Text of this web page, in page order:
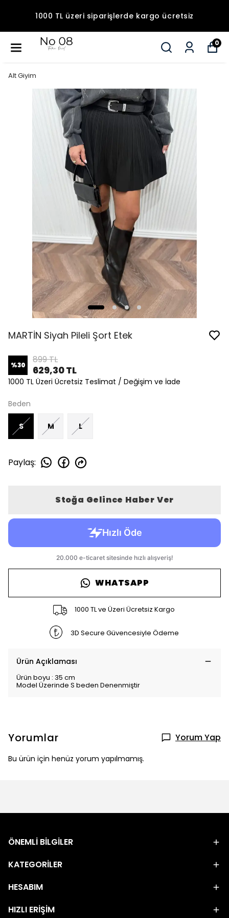
1000 TL üzeri siparişlerde kargo ücretsiz
0
Alt Giyim
MARTİN Siyah Pileli Şort Etek
%30 899 TL
629,30 TL
1000 TL Üzeri Ücretsiz Teslimat / Değişim ve İade
Beden
S M L
Paylaş:
Stoğa Gelince Haber Ver
WHATSAPP
1000 TL ve Üzeri Ücretsiz Kargo
3D Secure Güvencesiyle Ödeme
Ürün Açıklaması
Ürün boyu : 35 cm
Model Üzerinde S beden Denenmiştir
Yorumlar Yorum Yap
Bu ürün için henüz yorum yapılmamış.
ÖNEMLİ BİLGİLER
KATEGORİLER
HESABIM
HIZLI ERİŞİM